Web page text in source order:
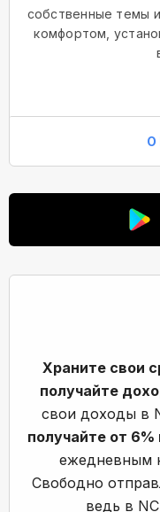
собственные темы
комфортом,
О
Храните свои
получайте
свои доходы в
получайте от 6%
ежедневным
Свободно
ведь в